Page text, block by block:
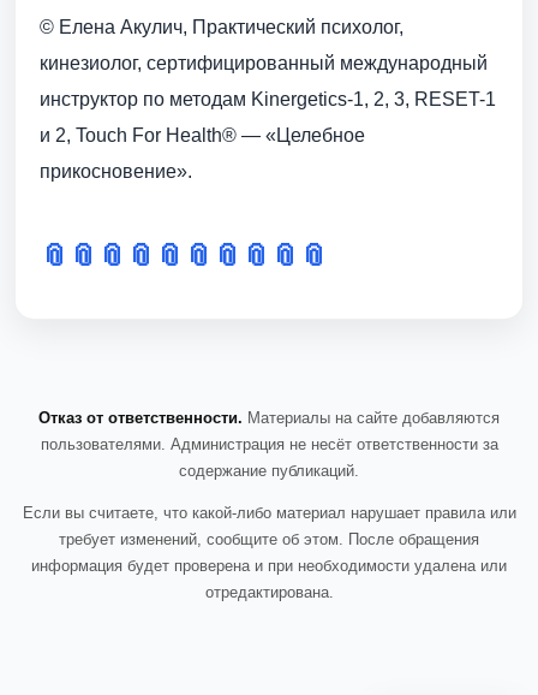
© Елена Акулич, Практический психолог,
кинезиолог, сертифицированный международный
инструктор по методам Kinergetics-1, 2, 3, RESET-1
и 2, Touch For Health® — «Целебное
прикосновение».
📎 📎 📎 📎 📎 📎 📎 📎 📎 📎
Отказ от ответственности. Материалы на сайте добавляются
пользователями. Администрация не несёт ответственности за
содержание публикаций.
Если вы считаете, что какой-либо материал нарушает правила или
требует изменений, сообщите об этом. После обращения
информация будет проверена и при необходимости удалена или
отредактирована.